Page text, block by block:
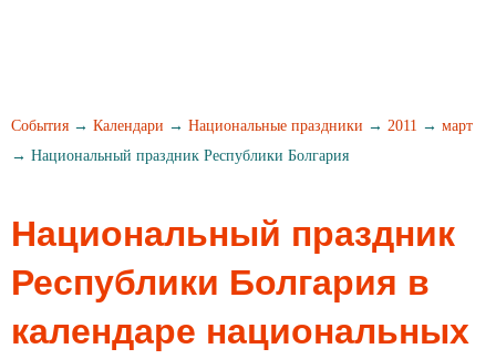
События → Календари → Национальные праздники → 2011 → март
→ Национальный праздник Республики Болгария
Национальный праздник
Республики Болгария в
календаре национальных